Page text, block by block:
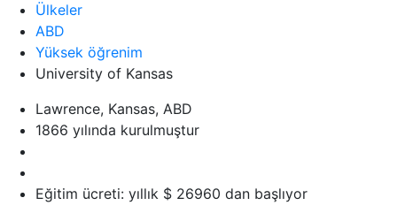
Ülkeler
ABD
Yüksek öğrenim
University of Kansas
Lawrence, Kansas, ABD
1866 yılında kurulmuştur
Eğitim ücreti: yıllık $ 26960 dan başlıyor